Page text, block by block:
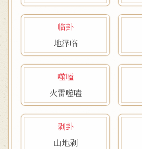
临卦
地泽临
噬嗑
火雷噬嗑
剥卦
山地剥